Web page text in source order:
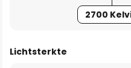
2700
Lichtsterkte